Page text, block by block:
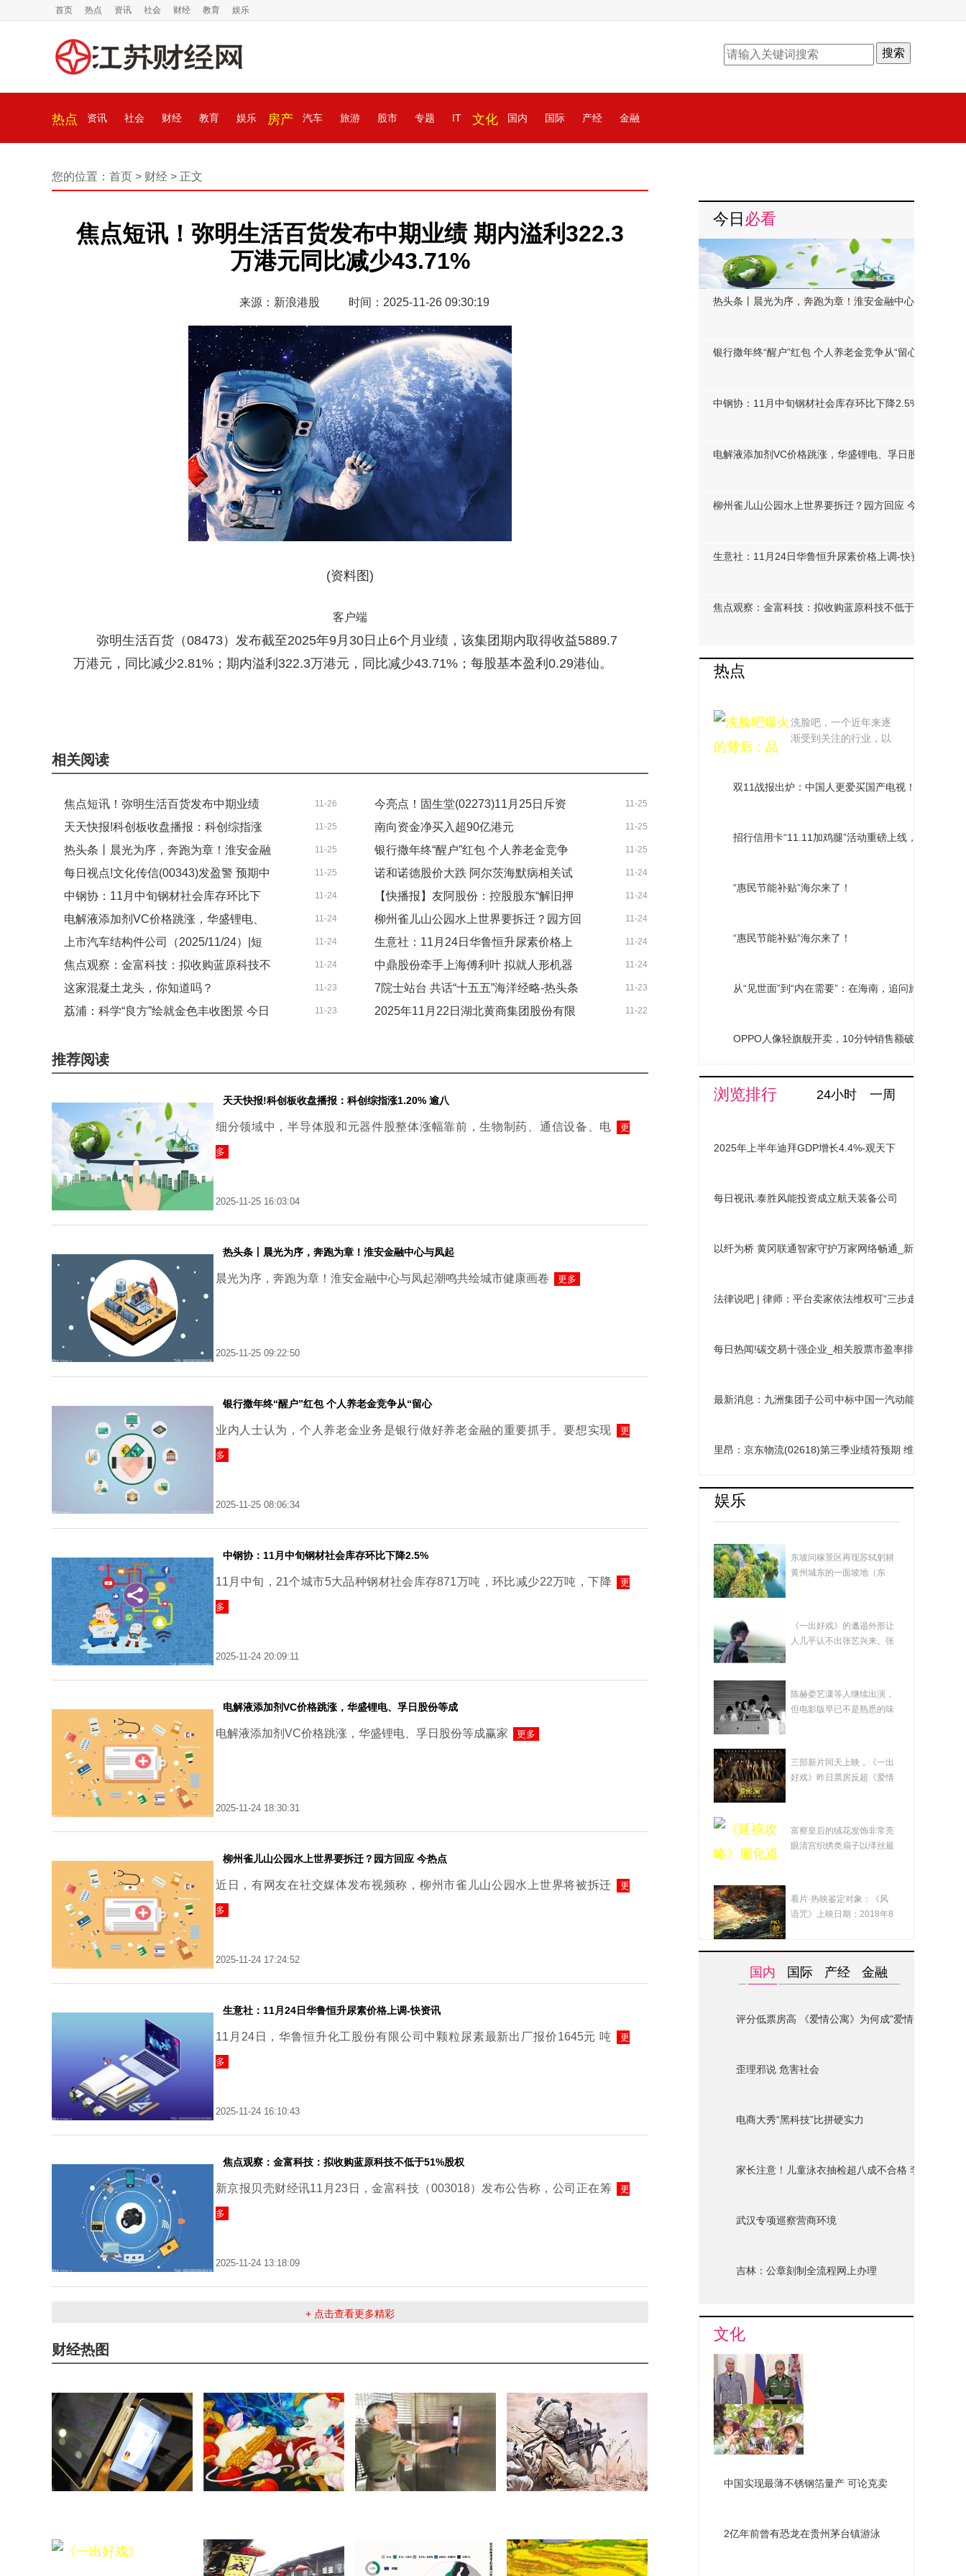
首页 热点 资讯 社会 财经 教育 娱乐
搜索
热点 资讯 社会 财经 教育 娱乐 房产 汽车 旅游 股市 专题 IT 文化 国内 国际 产经 金融
您的位置： 首页 > 财经 > 正文
焦点短讯！弥明生活百货发布中期业绩 期内溢利322.3
万港元同比减少43.71%
来源：新浪港股 时间：2025-11-26 09:30:19
(资料图)
客户端
弥明生活百货（08473）发布截至2025年9月30日止6个月业绩，该集团期内取得收益5889.7
万港元，同比减少2.81%；期内溢利322.3万港元，同比减少43.71%；每股基本盈利0.29港仙。
相关阅读
焦点短讯！弥明生活百货发布中期业绩
期内溢利322.3万港元同比减少43.71%
11-26
今亮点！固生堂(02273)11月25日斥资
953.95万港元回购32.12万股
11-25
天天快报!科创板收盘播报：科创综指涨
1.20% 逾八成个股收涨
11-25 南向资金净买入超90亿港元 11-25
热头条丨晨光为序，奔跑为章！淮安金融
中心与凤起潮鸣共绘城市健康画卷
11-25
银行撒年终“醒户”红包 个人养老金竞争
从“留心”到“留薪” 每日速讯
11-25
每日视点!文化传信(00343)发盈警 预期中
期亏损将大幅增加至约2600万到3600万
港元之间
11-25
诺和诺德股价大跌 阿尔茨海默病相关试
验失败 独家焦点
11-24
中钢协：11月中旬钢材社会库存环比下
降2.5%
11-24
【快播报】友阿股份：控股股东“解旧押
新”1000万股 累计质押近九成持股
11-24
电解液添加剂VC价格跳涨，华盛锂电、
孚日股份等成赢家
11-24
柳州雀儿山公园水上世界要拆迁？园方回
应 今热点
11-24
上市汽车结构件公司（2025/11/24）|短
讯
11-24
生意社：11月24日华鲁恒升尿素价格上
调-快资讯
11-24
焦点观察：金富科技：拟收购蓝原科技不
低于51%股权
11-24
中鼎股份牵手上海傅利叶 拟就人形机器
人产品展开合作
11-24
这家混凝土龙头，你知道吗？
（2025/11/21） 快播
11-23 7院士站台 共话“十五五”海洋经略-热头条 11-23
荔浦：科学“良方”绘就金色丰收图景 今日
11-23
2025年11月22日湖北黄商集团股份有限
11-22
推荐阅读
天天快报!科创板收盘播报：科创综指涨1.20% 逾八
细分领域中，半导体股和元器件股整体涨幅靠前，生物制药、通信设备、电 更
多
2025-11-25 16:03:04
热头条丨晨光为序，奔跑为章！淮安金融中心与凤起
晨光为序，奔跑为章！淮安金融中心与凤起潮鸣共绘城市健康画卷 更多
2025-11-25 09:22:50
银行撒年终“醒户”红包 个人养老金竞争从“留心
业内人士认为，个人养老金业务是银行做好养老金融的重要抓手。要想实现 更
多
2025-11-25 08:06:34
中钢协：11月中旬钢材社会库存环比下降2.5%
11月中旬，21个城市5大品种钢材社会库存871万吨，环比减少22万吨，下降 更
多
2025-11-24 20:09:11
电解液添加剂VC价格跳涨，华盛锂电、孚日股份等成
电解液添加剂VC价格跳涨，华盛锂电、孚日股份等成赢家 更多
2025-11-24 18:30:31
柳州雀儿山公园水上世界要拆迁？园方回应 今热点
近日，有网友在社交媒体发布视频称，柳州市雀儿山公园水上世界将被拆迁 更
多
2025-11-24 17:24:52
生意社：11月24日华鲁恒升尿素价格上调-快资讯
11月24日，华鲁恒升化工股份有限公司中颗粒尿素最新出厂报价1645元 吨 更
多
2025-11-24 16:10:43
焦点观察：金富科技：拟收购蓝原科技不低于51%股权
新京报贝壳财经讯11月23日，金富科技（003018）发布公告称，公司正在筹 更
多
2025-11-24 13:18:09
+ 点击查看更多精彩
财经热图
今日 必看
热头条丨晨光为序，奔跑为章！淮安金融中心与凤起潮
银行撒年终“醒户”红包 个人养老金竞争从“留心”到“留薪”
中钢协：11月中旬钢材社会库存环比下降2.5%
电解液添加剂VC价格跳涨，华盛锂电、孚日股份等成赢
柳州雀儿山公园水上世界要拆迁？园方回应 今热点
生意社：11月24日华鲁恒升尿素价格上调-快资讯
焦点观察：金富科技：拟收购蓝原科技不低于51%股权
热点
品牌争相涌入，市场发
洗脸吧，一个近年来逐
渐受到关注的行业，以
双11战报出炉：中国人更爱买国产电视！TCL夺多
招行信用卡“11.11加鸡腿”活动重磅上线，全网购物
“惠民节能补贴”海尔来了！
“惠民节能补贴”海尔来了！
从“见世面”到“内在需要”：在海南，追问旅行的意义
OPPO人像轻旗舰开卖，10分钟销售额破亿，
浏览排行 24小时 一周
2025年上半年迪拜GDP增长4.4%-观天下
每日视讯:泰胜风能投资成立航天装备公司
以纤为桥 黄冈联通智家守护万家网络畅通_新资讯
法律说吧 | 律师：平台卖家依法维权可“三步走”
每日热闻!碳交易十强企业_相关股票市盈率排行榜名单
最新消息：九洲集团子公司中标中国一汽动能分公司项目
里昂：京东物流(02618)第三季业绩符预期 维持“跑赢大
娱乐
想曲
东坡问稼景区再现苏轼躬耕
黄州城东的一面坡地（东
教下 张艺兴奉献了"一
《一出好戏》的邋遢外形让
人几乎认不出张艺兴来。张
成"欺诈片" 凭口碑赚钱
陈赫娄艺潇等人继续出演，
但电影版早已不是熟悉的味
公寓" 观众批"挂羊头卖
三部新片同天上映，《一出
好戏》昨日票房反超《爱情
的"秘密" 透过热播剧感
富察皇后的绒花发饰非常亮
眼清宫织绣类扇子以缂丝最
瑜互见 值得鼓励
看片·热映鉴定对象：《风
语咒》上映日期：2018年8
国内 国际 产经 金融
评分低票房高 《爱情公寓》为何成"爱情公墓"？
歪理邪说 危害社会
电商大秀“黑科技”比拼硬实力
家长注意！儿童泳衣抽检超八成不合格 李宁迪士尼
武汉专项巡察营商环境
吉林：公章刻制全流程网上办理
文化
俄组建新机构深化国防改革
中国实现最薄不锈钢箔量产 可论克卖
2亿年前曾有恐龙在贵州茅台镇游泳